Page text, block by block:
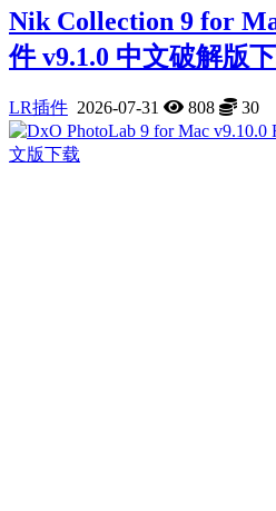
Nik Collection 9 for
件 v9.1.0 中文破解版
LR插件 2026-07-31 808 30